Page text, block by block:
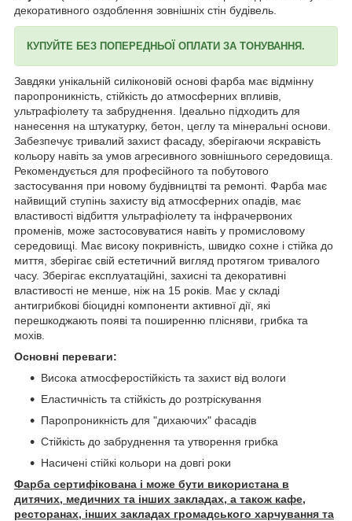
декоративного оздоблення зовнішніх стін будівель.
КУПУЙТЕ БЕЗ ПОПЕРЕДНЬОЇ ОПЛАТИ ЗА ТОНУВАННЯ.
Завдяки унікальній силіконовій основі фарба має відмінну
паропроникність, стійкість до атмосферних впливів,
ультрафіолету та забруднення. Ідеально підходить для
нанесення на штукатурку, бетон, цеглу та мінеральні основи.
Забезпечує тривалий захист фасаду, зберігаючи яскравість
кольору навіть за умов агресивного зовнішнього середовища.
Рекомендується для професійного та побутового
застосування при новому будівництві та ремонті. Фарба має
найвищий ступінь захисту від атмосферних опадів, має
властивості відбиття ультрафіолету та інфрачервоних
променів, може застосовуватися навіть у промисловому
середовищі. Має високу покривність, швидко сохне і стійка до
миття, зберігає свій естетичний вигляд протягом тривалого
часу. Зберігає експлуатаційні, захисні та декоративні
властивості не менше, ніж на 15 років. Має у складі
антигрибкові біоцидні компоненти активної дії, які
перешкоджають появі та поширенню плісняви, грибка та
мохів.
Основні переваги:
Висока атмосферостійкість та захист від вологи
Еластичність та стійкість до розтріскування
Паропроникність для "дихаючих" фасадів
Стійкість до забруднення та утворення грибка
Насичені стійкі кольори на довгі роки
Фарба сертифікована і може бути використана в
дитячих, медичних та інших закладах, а також кафе,
ресторанах, інших закладах громадського харчування та